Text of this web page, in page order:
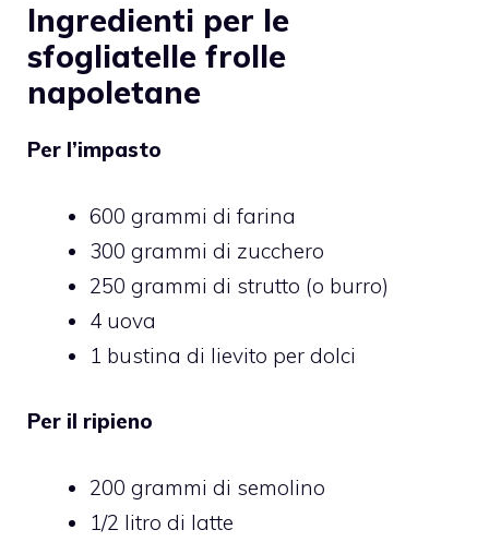
Ingredienti per le
sfogliatelle frolle
napoletane
Per l’impasto
600 grammi di farina
300 grammi di zucchero
250 grammi di strutto (o burro)
4 uova
1 bustina di lievito per dolci
Per il ripieno
200 grammi di semolino
1/2 litro di latte